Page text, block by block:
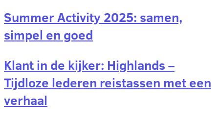
Summer Activity 2025: samen,
simpel en goed
Klant in de kijker: Highlands –
Tijdloze lederen reistassen met een
verhaal